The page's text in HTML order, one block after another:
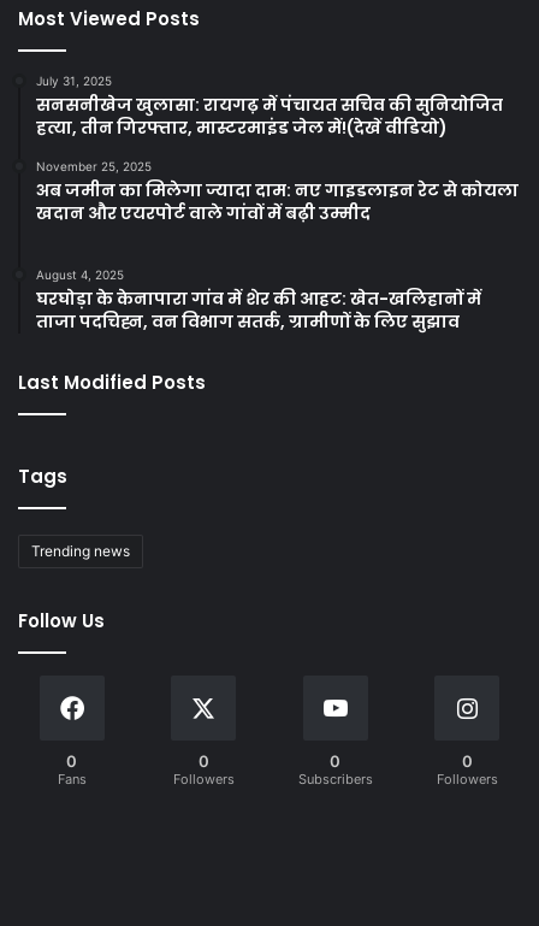
Most Viewed Posts
July 31, 2025
सनसनीखेज खुलासा: रायगढ़ में पंचायत सचिव की सुनियोजित
हत्या, तीन गिरफ्तार, मास्टरमाइंड जेल में!(देखें वीडियो)
November 25, 2025
अब जमीन का मिलेगा ज्यादा दाम: नए गाइडलाइन रेट से कोयला
खदान और एयरपोर्ट वाले गांवों में बढ़ी उम्मीद
August 4, 2025
घरघोड़ा के केनापारा गांव में शेर की आहट: खेत-खलिहानों में
ताजा पदचिह्न, वन विभाग सतर्क, ग्रामीणों के लिए सुझाव
Last Modified Posts
Tags
Trending news
Follow Us
0
Fans
0
Followers
0
Subscribers
0
Followers